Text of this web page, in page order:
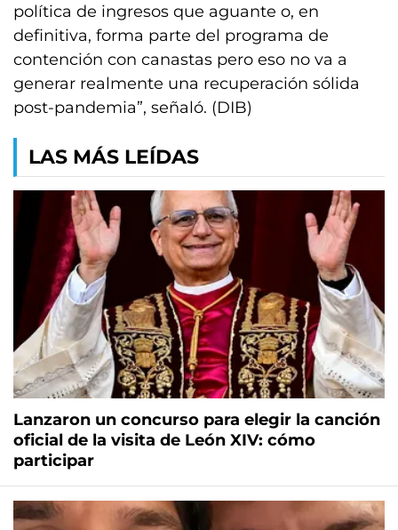
política de ingresos que aguante o, en
definitiva, forma parte del programa de
contención con canastas pero eso no va a
generar realmente una recuperación sólida
post-pandemia”, señaló. (DIB)
LAS MÁS LEÍDAS
Lanzaron un concurso para elegir la canción
oficial de la visita de León XIV: cómo
participar